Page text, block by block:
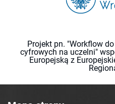
Projekt pn. "Workflow
cyfrowych na uczelni"
Europejską z